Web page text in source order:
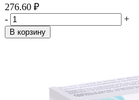
276.60 ₽
-
+
В корзину